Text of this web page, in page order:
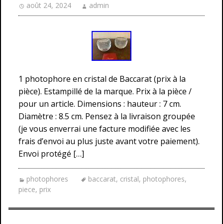
août 24, 2024 admin
1 photophore en cristal de Baccarat (prix à la
pièce). Estampillé de la marque. Prix à la pièce /
pour un article. Dimensions : hauteur : 7 cm.
Diamètre : 8.5 cm. Pensez à la livraison groupée
(je vous enverrai une facture modifiée avec les
frais d’envoi au plus juste avant votre paiement).
Envoi protégé […]
photophores baccarat, cristal, photophores,
piece, prix